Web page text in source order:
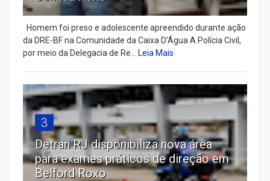
Homem foi preso e adolescente apreendido durante ação
da DRE-BF na Comunidade da Caixa D’Água A Polícia Civil,
por meio da Delegacia de Re...
Leia Mais
3
Detran RJ disponibiliza nova área
para exames práticos de direção em
Belford Roxo